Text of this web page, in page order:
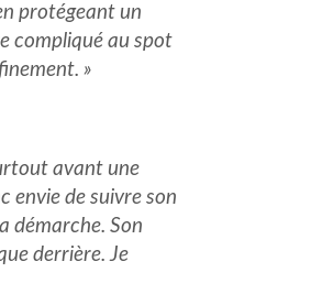
protégeant un
compliqué au spot
»
avant une
envie de suivre son
démarche. Son
derrière. Je